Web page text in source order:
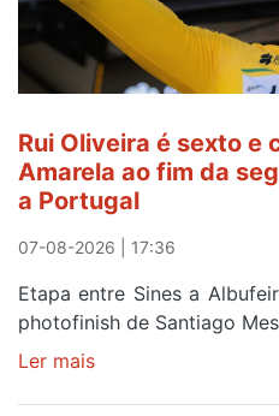
Rui Oliveira é sexto e
Amarela ao fim da
a Portugal
07-08-2026 | 17:36
Etapa entre Sines a
photofinish de Santiago
Ler mais